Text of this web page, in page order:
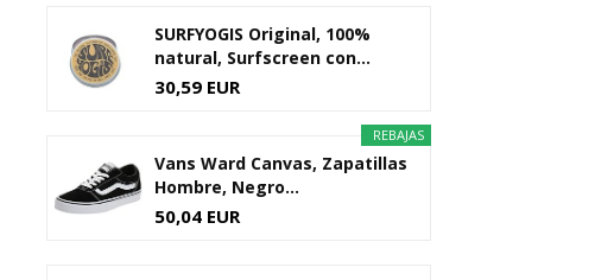
SURFYOGIS Original, 100%
natural, Surfscreen con...
30,59 EUR
REBAJAS
Vans Ward Canvas, Zapatillas
Hombre, Negro...
50,04 EUR